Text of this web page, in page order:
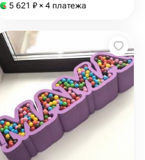
5 621 ₽ × 4 платежа